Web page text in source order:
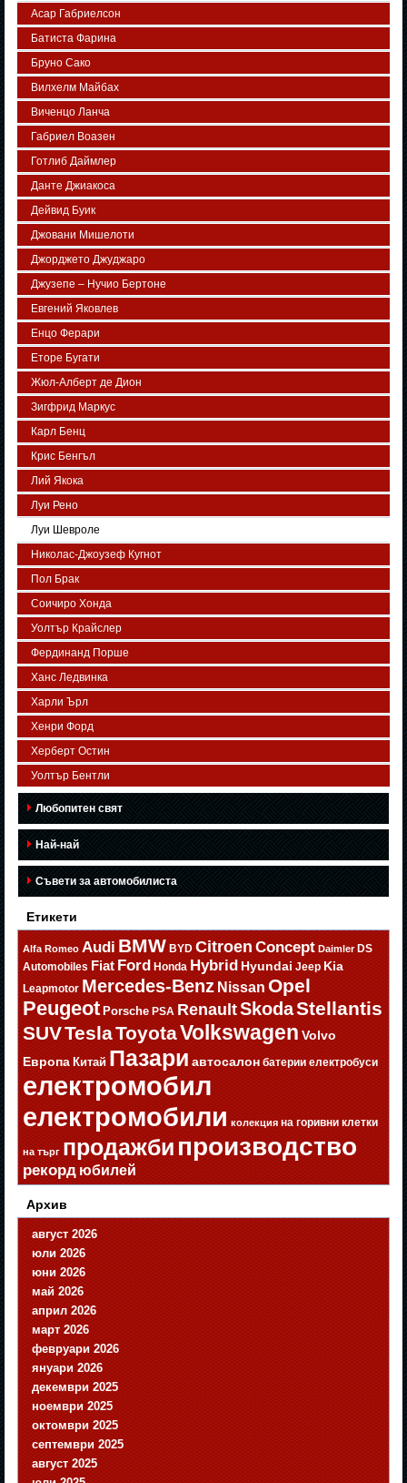
Асар Габриелсон
Батиста Фарина
Бруно Сако
Вилхелм Майбах
Виченцо Ланча
Габриел Воазен
Готлиб Даймлер
Данте Джиакоса
Дейвид Буик
Джовани Мишелоти
Джорджето Джуджаро
Джузепе – Нучио Бертоне
Евгений Яковлев
Енцо Ферари
Еторе Бугати
Жюл-Алберт де Дион
Зигфрид Маркус
Карл Бенц
Крис Бенгъл
Лий Якока
Луи Рено
Луи Шевроле
Николас-Джоузеф Кугнот
Пол Брак
Соичиро Хонда
Уолтър Крайслер
Фердинанд Порше
Ханс Ледвинка
Харли Ърл
Хенри Форд
Херберт Остин
Уолтър Бентли
Любопитен свят
Най-най
Съвети за автомобилиста
Етикети
Alfa Romeo Audi BMW BYD Citroen Concept Daimler DS
Automobiles Fiat Ford Honda Hybrid Hyundai Jeep Kia
Leapmotor Mercedes-Benz Nissan Opel
Peugeot Porsche PSA RenaultSkodaStellantis
SUVTeslaToyotaVolkswagen Volvo
Европа Китай Пазари автосалон батерии електробуси
електромобил
електромобили колекция на горивни клетки
на търг продажбипроизводство
рекорд юбилей
Архив
август 2026
юли 2026
юни 2026
май 2026
април 2026
март 2026
февруари 2026
януари 2026
декември 2025
ноември 2025
октомври 2025
септември 2025
август 2025